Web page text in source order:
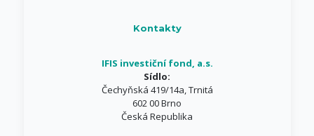
Kontakty
IFIS investiční fond, a.s.
Sídlo:
Čechyňská 419/14a, Trnitá
602 00 Brno
Česká Republika